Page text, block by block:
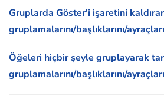
Gruplarda Göster'i işaretini
gruplamalarını/başlıklarını/
Öğeleri hiçbir şeyle gruplayarak
gruplamalarını/başlıklarını/